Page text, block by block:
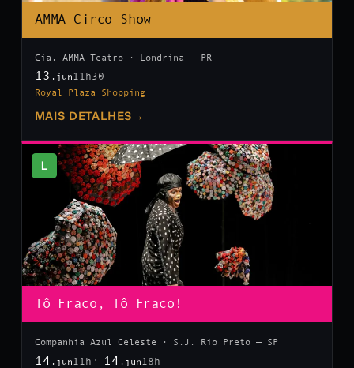
AMMA Circo Show
Cia. AMMA Teatro · Londrina — PR
13 .jun 11h30
Royal Plaza Shopping
MAIS DETALHES →
L
Tô Fraco, Tô Fraco!
Companhia Azul Celeste · S.J. Rio Preto — SP
14 .jun 11h 14 .jun 18h